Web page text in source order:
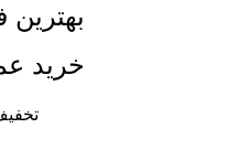
خرید